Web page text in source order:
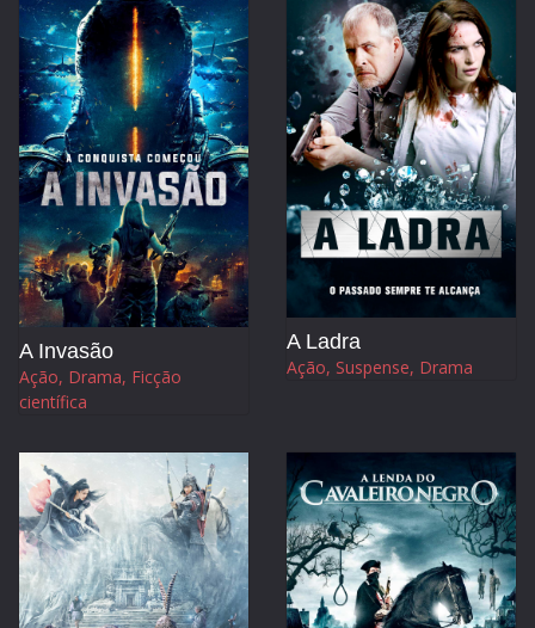
A Invasão
Ação, Drama, Ficção
científica
A Ladra
Ação, Suspense, Drama